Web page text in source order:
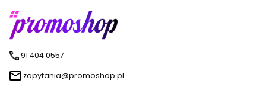
91 404 0557
zapytania@promoshop.pl